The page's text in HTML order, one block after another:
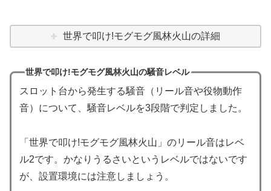
世界で叩け!モグモグ風林火山の詳細
世界で叩け!モグモグ風林火山の騒音レベル
スロット台から発生する騒音（リール音や役物動作
音）について、騒音レベルを3段階で判定しました。
「世界で叩け!モグモグ風林火山」のリール音はレベ
ル2です。かなりうるさいというレベルではないです
が、設置環境には注意しましょう。